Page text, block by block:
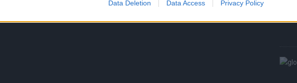
Data Deletion Data Access Privacy Policy